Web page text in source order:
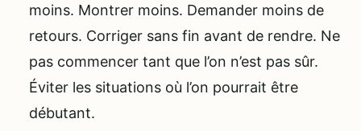
moins. Montrer moins. Demander moins de
retours. Corriger sans fin avant de rendre. Ne
pas commencer tant que l’on n’est pas sûr.
Éviter les situations où l’on pourrait être
débutant.